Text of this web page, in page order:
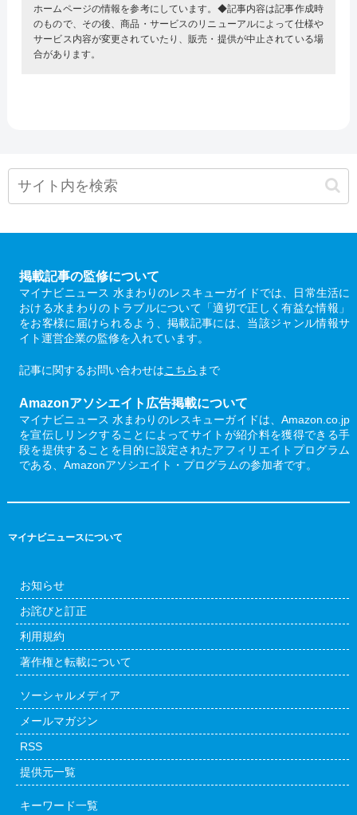
ホームページの情報を参考にしています。◆記事内容は記事作成時
のもので、その後、商品・サービスのリニューアルによって仕様や
サービス内容が変更されていたり、販売・提供が中止されている場
合があります。
掲載記事の監修について
マイナビニュース 水まわりのレスキューガイドでは、日常生活に
おける水まわりのトラブルについて「適切で正しく有益な情報」
をお客様に届けられるよう、掲載記事には、当該ジャンル情報サ
イト運営企業の監修を入れています。
記事に関するお問い合わせはこちら まで
Amazonアソシエイト広告掲載について
マイナビニュース 水まわりのレスキューガイドは、Amazon.co.jp
を宣伝しリンクすることによってサイトが紹介料を獲得できる手
段を提供することを目的に設定されたアフィリエイトプログラム
である、Amazonアソシエイト・プログラムの参加者です。
マイナビニュースについて
お知らせ
お詫びと訂正
利用規約
著作権と転載について
ソーシャルメディア
メールマガジン
RSS
提供元一覧
キーワード一覧